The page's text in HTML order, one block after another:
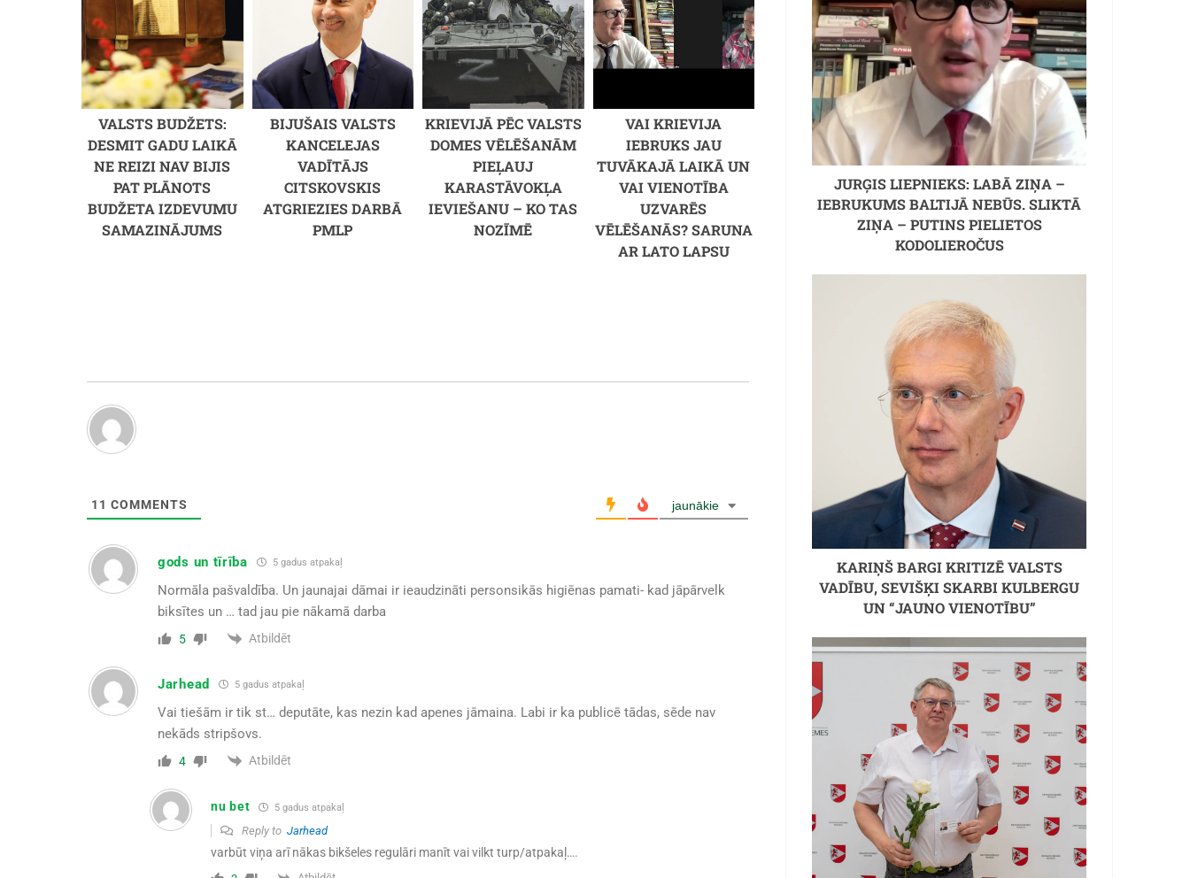
VALSTS BUDŽETS:
DESMIT GADU LAIKĀ
NE REIZI NAV BIJIS
PAT PLĀNOTS
BUDŽETA IZDEVUMU
SAMAZINĀJUMS
BIJUŠAIS VALSTS
KANCELEJAS
VADĪTĀJS
CITSKOVSKIS
ATGRIEZIES DARBĀ
PMLP
KRIEVIJĀ PĒC VALSTS
DOMES VĒLĒŠANĀM
PIEĻAUJ
KARASTĀVOKĻA
IEVIEŠANU – KO TAS
NOZĪMĒ
VAI KRIEVIJA
IEBRUKS JAU
TUVĀKAJĀ LAIKĀ UN
VAI VIENOTĪBA
UZVARĒS
VĒLĒŠANĀS? SARUNA
AR LATO LAPSU
11 COMMENTS jaunākie
gods un tīrība 5 gadus atpakaļ
Normāla pašvaldība. Un jaunajai dāmai ir ieaudzināti personsikās higiēnas pamati- kad jāpārvelk
biksītes un … tad jau pie nākamā darba
5 Atbildēt
Jarhead 5 gadus atpakaļ
Vai tiešām ir tik st… deputāte, kas nezin kad apenes jāmaina. Labi ir ka publicē tādas, sēde nav
nekāds stripšovs.
4 Atbildēt
nu bet 5 gadus atpakaļ
Reply to Jarhead
varbūt viņa arī nākas bikšeles regulāri manīt vai vilkt turp/atpakaļ….
JURĢIS LIEPNIEKS: LABĀ ZIŅA –
IEBRUKUMS BALTIJĀ NEBŪS. SLIKTĀ
ZIŅA – PUTINS PIELIETOS
KODOLIEROČUS
KARIŅŠ BARGI KRITIZĒ VALSTS
VADĪBU, SEVIŠĶI SKARBI KULBERGU
UN “JAUNO VIENOTĪBU”